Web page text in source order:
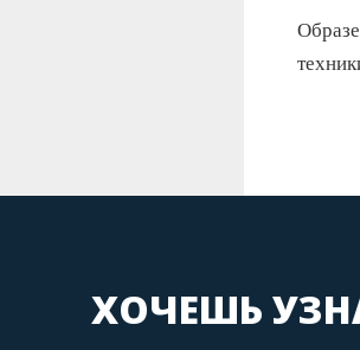
ХОЧЕШЬ